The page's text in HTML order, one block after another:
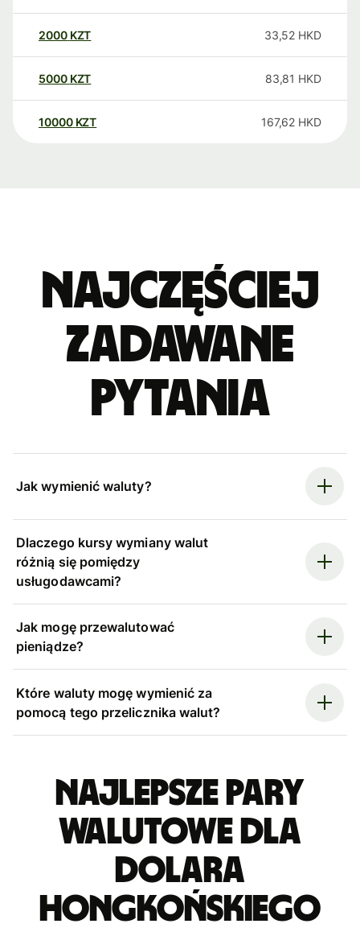
2000 KZT 33,52 HKD
5000 KZT 83,81 HKD
10000 KZT 167,62 HKD
Najczęściej
zadawane
pytania
Jak wymienić waluty?
Dlaczego kursy wymiany walut
różnią się pomiędzy
usługodawcami?
Jak mogę przewalutować
pieniądze?
Które waluty mogę wymienić za
pomocą tego przelicznika walut?
Najlepsze pary
walutowe dla
dolara
hongkońskiego